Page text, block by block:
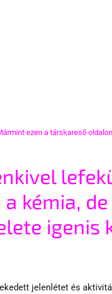
ezen a társkareső
kémia,
igenis
jelenlétet és